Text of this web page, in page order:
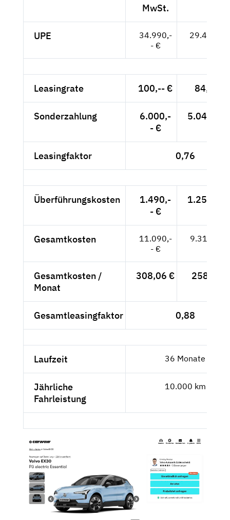
MwSt.
UPE
34.990,-
- €
29.403,--
Leasingrate 100,-- € 84,03 €
Sonderzahlung
6.000,-
- €
5.042,02
Leasingfaktor 0,76
Überführungskosten
1.490,-
- €
1.252,10
Gesamtkosten
11.090,-
- €
9.319,33
Gesamtkosten /
Monat
308,06 € 258,87 €
Gesamtleasingfaktor 0,88
Laufzeit 36 Monate
Jährliche
Fahrleistung
10.000 km